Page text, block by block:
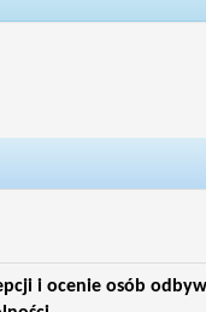
i ocenie osób